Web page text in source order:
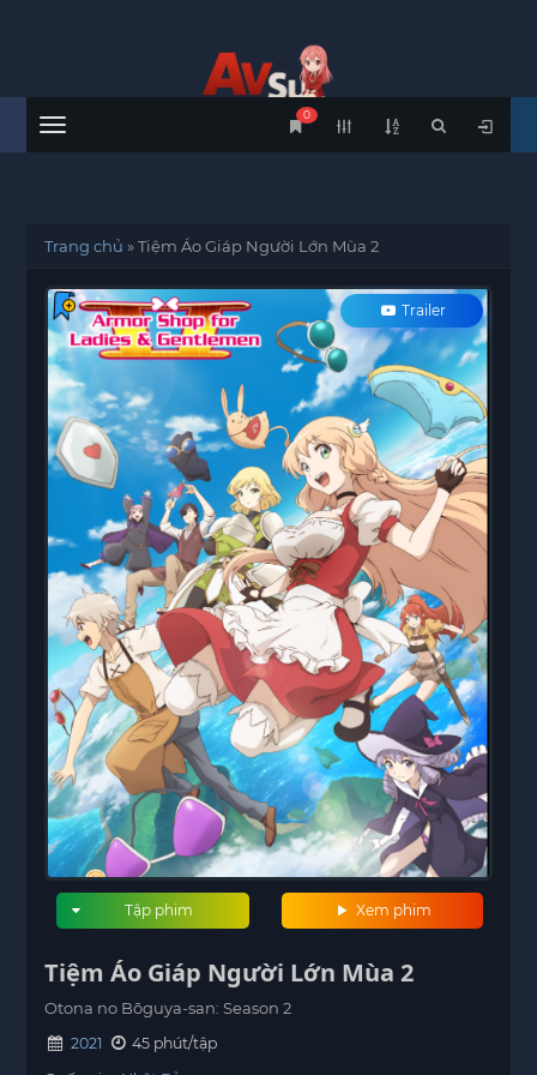
Menu
0
Trang chủ »Tiệm Áo Giáp Người Lớn Mùa 2
Trailer
Xem phim
Tập phim
Tiệm Áo Giáp Người Lớn Mùa 2
Otona no Bōguya-san: Season 2
2021
45 phút/tập